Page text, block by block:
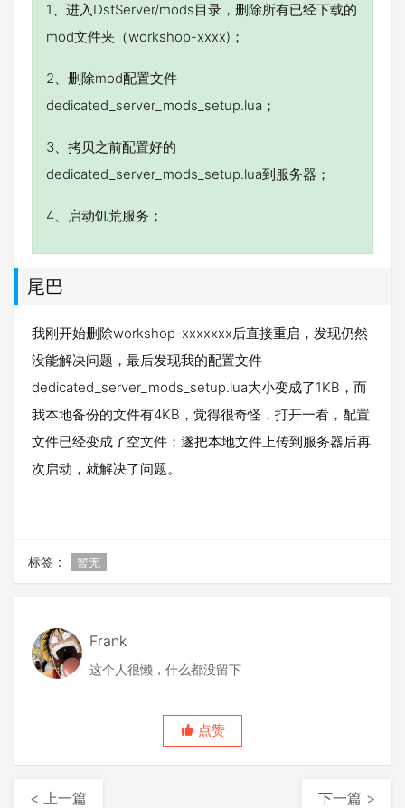
1、进入DstServer/mods目录，删除所有已经下载的
mod文件夹（workshop-xxxx)；
2、删除mod配置文件
dedicated_server_mods_setup.lua；
3、拷贝之前配置好的
dedicated_server_mods_setup.lua到服务器；
4、启动饥荒服务；
尾巴
我刚开始删除workshop-xxxxxxx后直接重启，发现仍然
没能解决问题，最后发现我的配置文件
dedicated_server_mods_setup.lua大小变成了1KB，而
我本地备份的文件有4KB，觉得很奇怪，打开一看，配置
文件已经变成了空文件；遂把本地文件上传到服务器后再
次启动，就解决了问题。
标签： 暂无
Frank
这个人很懒，什么都没留下
点赞
< 上一篇 下一篇 >